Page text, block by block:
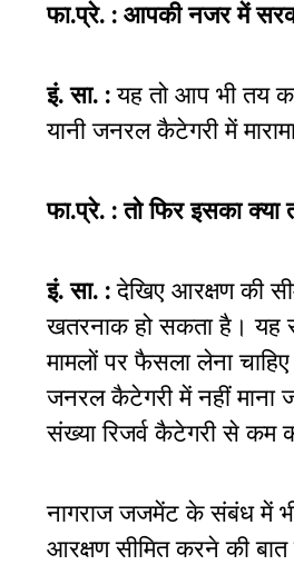
फा.प्रे. : आपकी नजर में
इं. सा. :यह तो आप भी तय
यानी जनरल कैटेगरी में
फा.प्रे. :तो फिर इसका क्या
इं. सा. :देखिए आरक्षण की
खतरनाक हो सकता है। यह
मामलों पर फैसला लेना
जनरल कैटेगरी में नहीं माना
संख्या रिजर्व कैटेगरी से कम
नागराज जजमेंट के संबंध में
आरक्षण सीमित करने की